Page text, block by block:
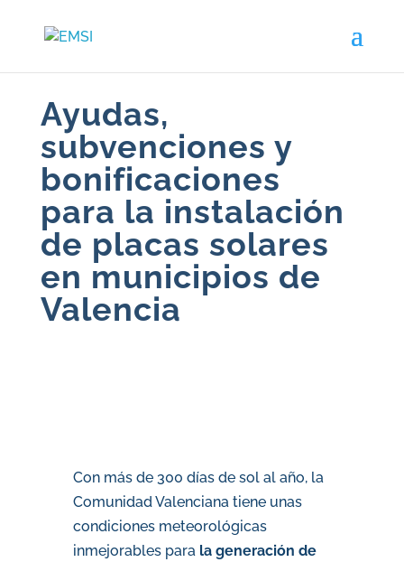
Ayudas,
subvenciones y
bonificaciones
para la instalación
de placas solares
en municipios de
Valencia
Con más de 300 días de sol al año, la
Comunidad Valenciana tiene unas
condiciones meteorológicas
inmejorables parala generación de